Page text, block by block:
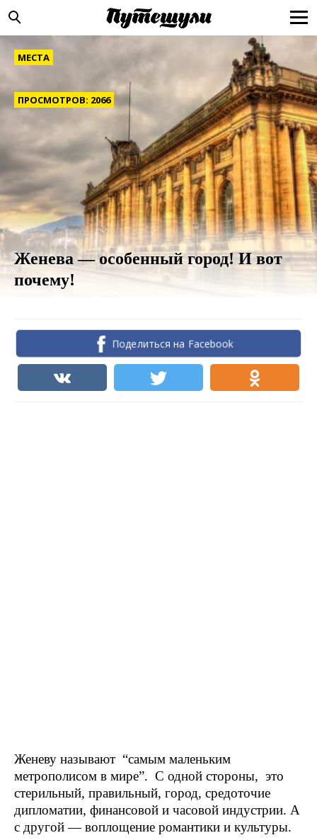
МЕСТА
ПРОСМОТРОВ: 2066
Женева — особенный город! И вот
почему!
Поделиться на Facebook
Женеву называют “самым маленьким
метрополисом в мире”. С одной стороны, это
стерильный, правильный, город, средоточие
дипломатии, финансовой и часовой индустрии. А
с другой — воплощение романтики и культуры.